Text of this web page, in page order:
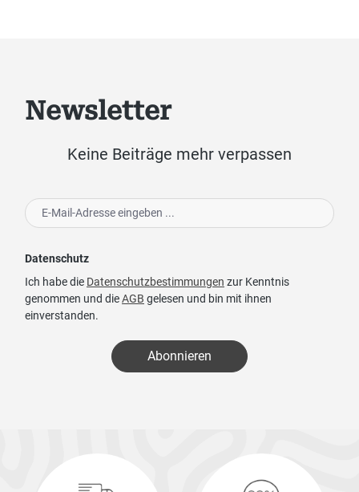
Newsletter
Keine Beiträge mehr verpassen
Datenschutz
Ich habe die Datenschutzbestimmungen zur Kenntnis
genommen und dieAGB gelesen und bin mit ihnen
einverstanden.
Abonnieren